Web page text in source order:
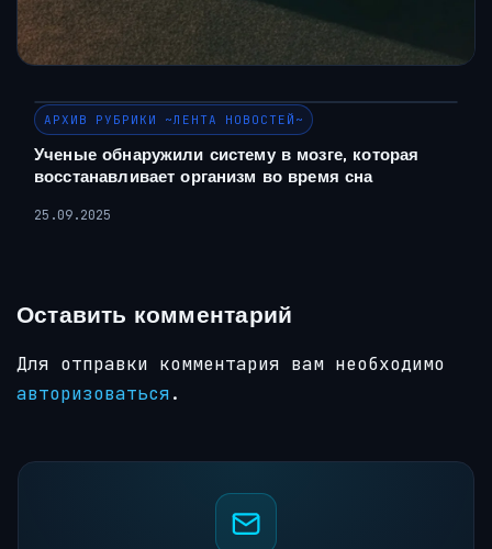
АРХИВ РУБРИКИ ~ЛЕНТА НОВОСТЕЙ~
Ученые обнаружили систему в мозге, которая
восстанавливает организм во время сна
25.09.2025
Оставить комментарий
Для отправки комментария вам необходимо
авторизоваться.